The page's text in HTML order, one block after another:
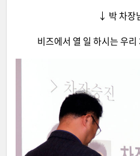
↓ 박 차장
비즈에서 열 일 하시는 우